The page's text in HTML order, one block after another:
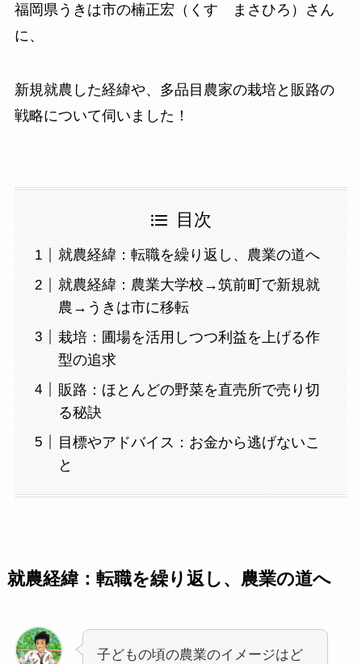
福岡県うきは市の楠正宏（くす まさひろ）さん
に、
新規就農した経緯や、多品目農家の栽培と販路の
戦略について伺いました！
目次
就農経緯：転職を繰り返し、農業の道へ
就農経緯：農業大学校→筑前町で新規就
農→うきは市に移転
栽培：圃場を活用しつつ利益を上げる作
型の追求
販路：ほとんどの野菜を直売所で売り切
る秘訣
目標やアドバイス：お金から逃げないこ
と
就農経緯：転職を繰り返し、農業の道へ
子どもの頃の農業のイメージはど